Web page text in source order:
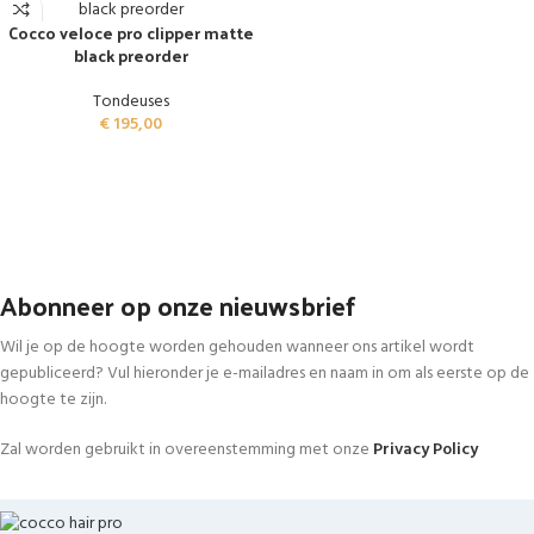
Cocco veloce pro clipper matte
black preorder
Tondeuses
€195,00
Abonneer op onze nieuwsbrief
Wil je op de hoogte worden gehouden wanneer ons artikel wordt
gepubliceerd? Vul hieronder je e-mailadres en naam in om als eerste op de
hoogte te zijn.
Zal worden gebruikt in overeenstemming met onze Privacy Policy